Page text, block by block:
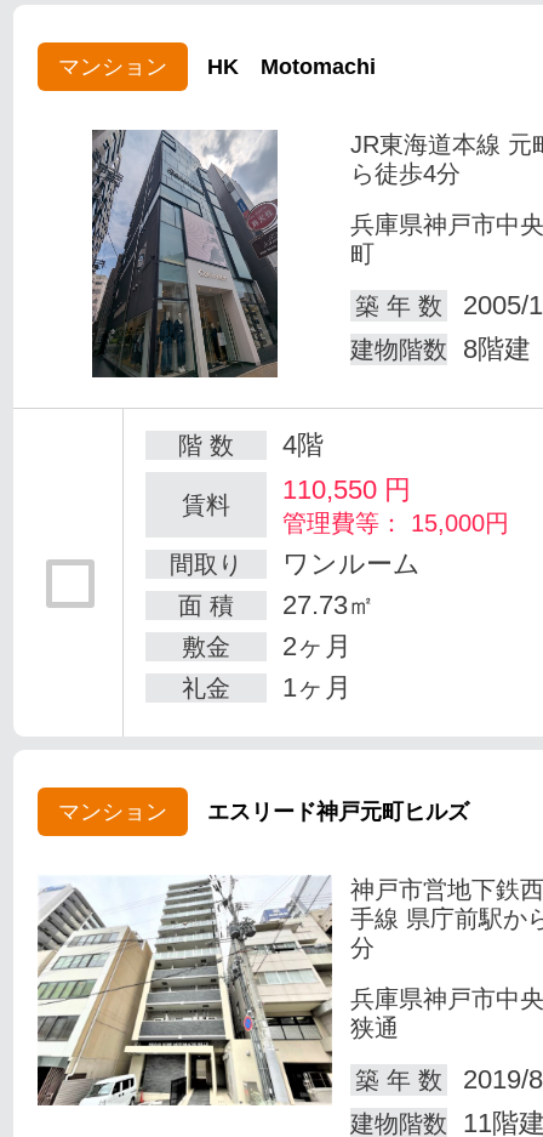
マンション HK Motomachi
JR東海道本線 元
ら徒歩4分
兵庫県神戸市中
町
築 年 数
2005/
建物階数 8階建
階 数 4階
賃料 110,550 円
管理費等： 15,000円
間取り
ワンルーム
面 積 27.73㎡
敷金 2ヶ月
礼金 1ヶ月
マンション エスリード神戸元町ヒルズ
神戸市営地下鉄
手線 県庁前駅か
分
兵庫県神戸市中
狭通
築 年 数
2019/
建物階数 11階